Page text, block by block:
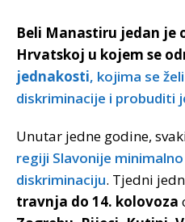
Beli Manastiru jedan je
Hrvatskoj u kojem se
jednakosti, kojima se
diskriminacije i probuditi
Unutar jedne godine,
regiji Slavonije
diskriminaciju. Tjedni
travnja do 14. kolovoza